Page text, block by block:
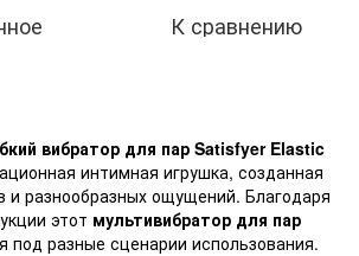
К сравнению
вибратор для пар Satisfyer Elastic
интимная игрушка, созданная
и разнообразных ощущений. Благодаря
этот мультивибратор для пар
под разные сценарии использования.